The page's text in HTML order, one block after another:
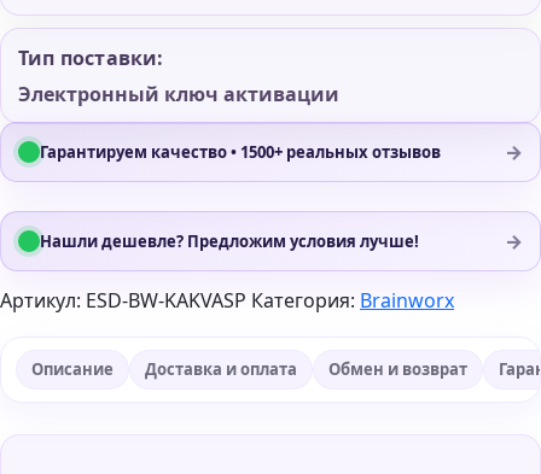
Тип поставки:
Электронный ключ активации
Гарантируем качество • 1500+ реальных отзывов →
Нашли дешевле? Предложим условия лучше! →
Артикул: ESD-BW-KAKVASP Категория: Brainworx
Описание Доставка и оплата Обмен и возврат